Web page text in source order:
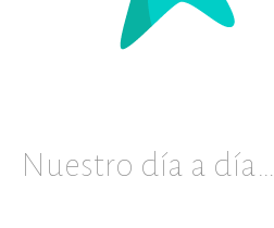
Nuestro día a día…